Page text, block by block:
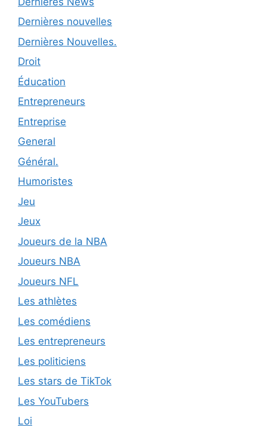
Dernières nouvelles
Dernières Nouvelles.
Droit
Éducation
Entrepreneurs
Entreprise
General
Général.
Humoristes
Jeu
Jeux
Joueurs de la NBA
Joueurs NBA
Joueurs NFL
Les athlètes
Les comédiens
Les entrepreneurs
Les politiciens
Les stars de TikTok
Les YouTubers
Loi